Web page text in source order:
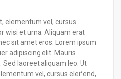
elementum vel, cursus
wisi et urna. Aliquam erat
sit amet eros. Lorem ipsum
adipiscing elit. Mauris
laoreet aliquam leo. Ut
vel, cursus eleifend,